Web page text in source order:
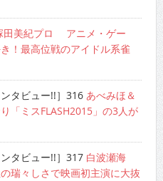
田美紀プロ アニメ・ゲー
！最高位戦のアイドル系雀
タビュー!!］316 あべみほ＆
「ミスFLASH2015」の3人が
タビュー!!］317 白波瀬海
瑞々しさで映画初主演に大抜